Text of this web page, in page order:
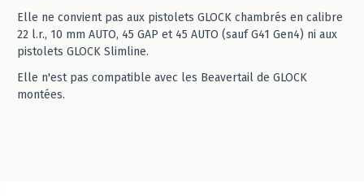
Elle ne convient pas aux pistolets GLOCK chambrés en calibre
22 l.r., 10 mm AUTO, 45 GAP et 45 AUTO (sauf G41 Gen4) ni aux
pistolets GLOCK Slimline.
Elle n'est pas compatible avec les Beavertail de GLOCK
montées.